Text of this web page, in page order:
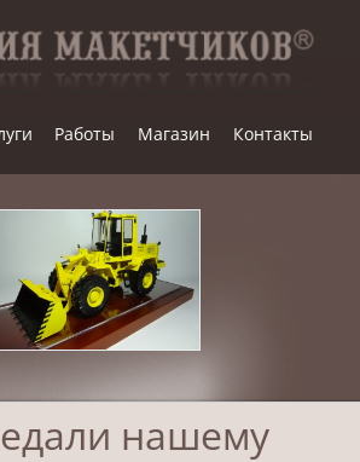
Работы Магазин Контакты
нашему